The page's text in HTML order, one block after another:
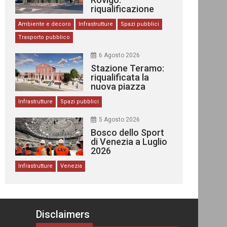
riqualificazione
delle stazioni
Ambiente e decoro Infrastrutture
Spazi pubblici
Trasporto pubblico
6 Agosto 2026
Stazione Teramo:
riqualificata la
nuova piazza
urbana
Infrastrutture Spazi pubblici
5 Agosto 2026
Bosco dello Sport
di Venezia a Luglio
2026
Infrastrutture Venezia
Disclaimers